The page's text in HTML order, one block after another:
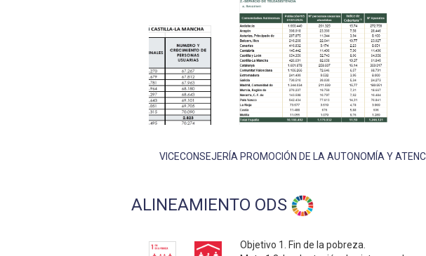
VICECONSEJERÍA PROMOCIÓN DE LA AUTONOMÍA Y
ALINEAMIENTO ODS
Objetivo 1. Fin de la pobreza.